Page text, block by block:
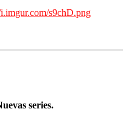
s9chD.png
series.